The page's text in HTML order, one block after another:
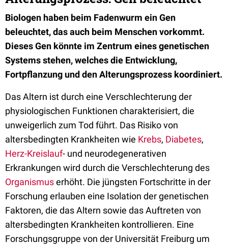
Biologen haben beim Fadenwurm ein Gen
beleuchtet, das auch beim Menschen vorkommt.
Dieses Gen könnte im Zentrum eines genetischen
Systems stehen, welches die Entwicklung,
Fortpflanzung und den Alterungsprozess koordiniert.
Das Altern ist durch eine Verschlechterung der
physiologischen Funktionen charakterisiert, die
unweigerlich zum Tod führt. Das Risiko von
altersbedingten Krankheiten wie Krebs, Diabetes,
Herz-Kreislauf- und neurodegenerativen
Erkrankungen wird durch die Verschlechterung des
Organismuserhöht. Die jüngsten Fortschritte in der
Forschung erlauben eine Isolation der genetischen
Faktoren, die das Altern sowie das Auftreten von
altersbedingten Krankheiten kontrollieren. Eine
Forschungsgruppe von der Universität Freiburg um